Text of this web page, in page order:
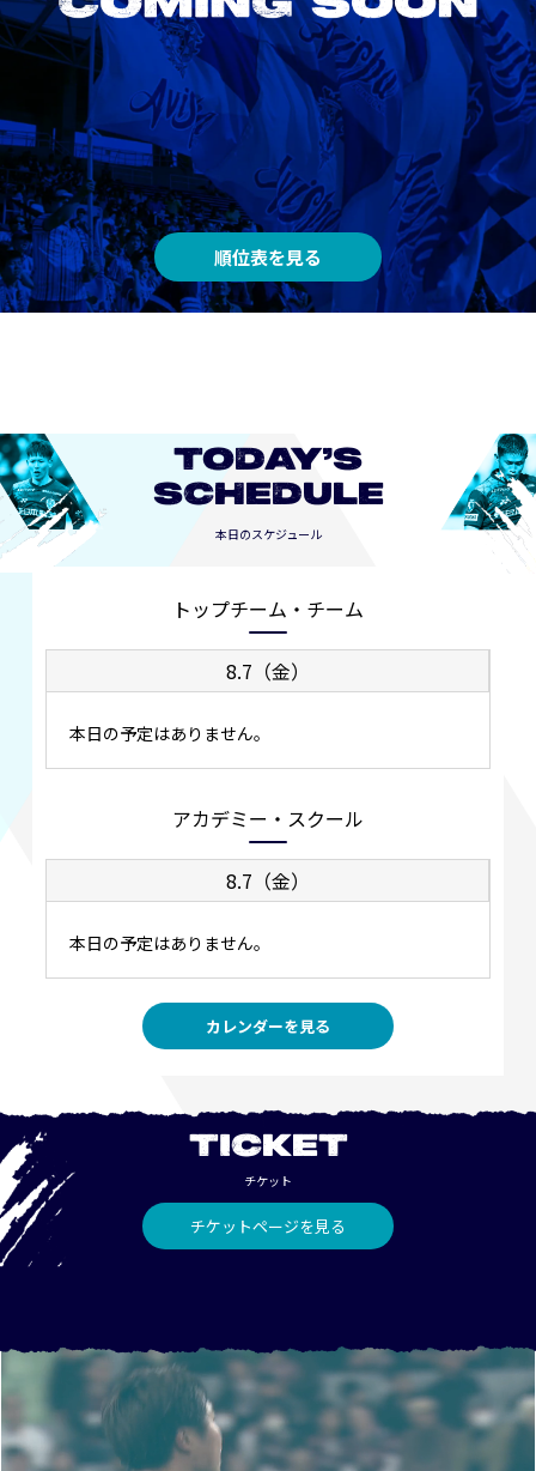
順位表を見る
TODAY’S
SCHEDULE
本日のスケジュール
トップチーム・チーム
8.7（金）
本日の予定はありません。
アカデミー・スクール
8.7（金）
本日の予定はありません。
カレンダーを見る
TICKET
チケット
チケットページを見る